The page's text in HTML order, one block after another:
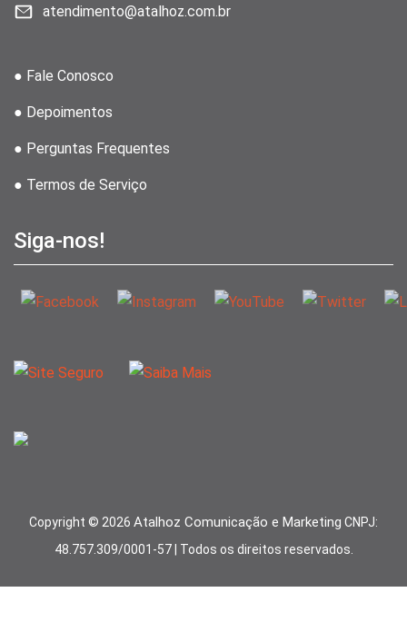
atendimento@atalhoz.com.br
● Fale Conosco
● Depoimentos
● Perguntas Frequentes
● Termos de Serviço
Siga-nos!
Copyright © 2026 Atalhoz Comunicação e Marketing CNPJ:
48.757.309/0001-57 | Todos os direitos reservados.